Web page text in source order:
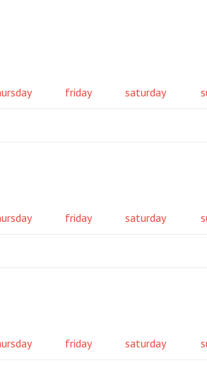
friday saturday
friday saturday
friday saturday